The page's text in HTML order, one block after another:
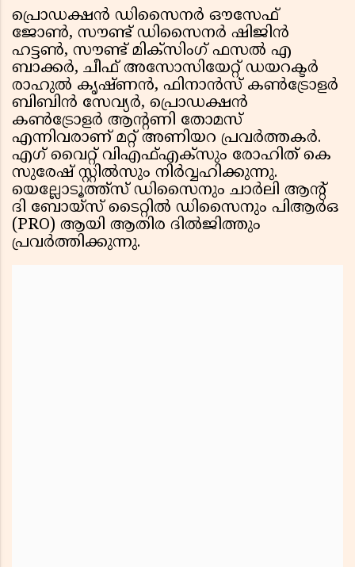
പ്രൊഡക്ഷൻ ഡിസൈനർ ഔസേഫ്
ജോൺ, സൗണ്ട് ഡിസൈനർ ഷിജിൻ
ഹട്ടൺ, സൗണ്ട് മിക്സിംഗ് ഫസൽ എ
ബാക്കർ, ചീഫ് അസോസിയേറ്റ് ഡയറക്ടർ
രാഹുൽ കൃഷ്ണൻ, ഫിനാൻസ് കൺട്രോളർ
ബിബിൻ സേവ്യർ, പ്രൊഡക്ഷൻ
കൺട്രോളർ ആൻ്റണി തോമസ്
എന്നിവരാണ് മറ്റ് അണിയറ പ്രവർത്തകർ.
എഗ് വൈറ്റ് വിഎഫ്എക്സും രോഹിത് കെ
സുരേഷ് സ്റ്റിൽസും നിർവ്വഹിക്കുന്നു.
യെല്ലോടൂത്ത്സ് ഡിസൈനും ചാർലി ആൻ്റ്
ദി ബോയ്‌സ് ടൈറ്റിൽ ഡിസൈനും പിആർഒ
(PRO) ആയി ആതിര ദിൽജിത്തും
പ്രവർത്തിക്കുന്നു.